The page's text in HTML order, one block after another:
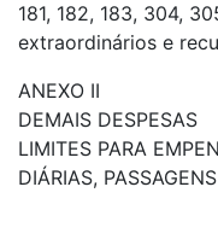
181, 182, 183, 304,
extraordinários e
ANEXO II
DEMAIS DESPESAS
LIMITES PARA
DIÁRIAS,